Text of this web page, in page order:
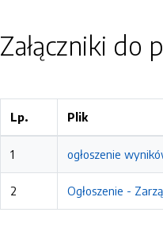
Załączniki do
Lp. Plik
1 ogłoszenie
2 Ogłoszenie -